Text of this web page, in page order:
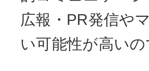
広報・PR発信や
い可能性が高い